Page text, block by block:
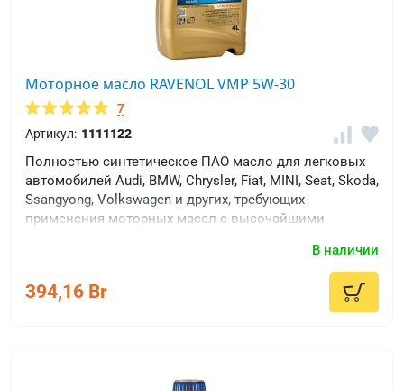
Моторное масло RAVENOL VMP 5W-30
7
Артикул: 1111122
Полностью синтетическое ПАО масло для легковых
автомобилей Audi, BMW, Chrysler, Fiat, MINI, Seat, Skoda,
Ssangyong, Volkswagen и других, требующих
применения моторных масел с высочайшими
В наличии
394,16 Br